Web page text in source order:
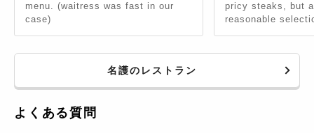
menu. (waitress was fast in our
case)
pricy steaks, but
reasonable
名護のレストラン
よくある質問